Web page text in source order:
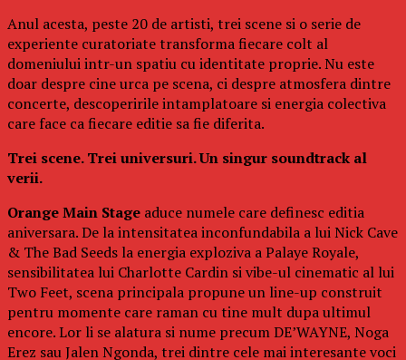
Anul acesta, peste 20 de artisti, trei scene si o serie de
experiente curatoriate transforma fiecare colt al
domeniului intr-un spatiu cu identitate proprie. Nu este
doar despre cine urca pe scena, ci despre atmosfera dintre
concerte, descoperirile intamplatoare si energia colectiva
care face ca fiecare editie sa fie diferita.
Trei scene. Trei universuri. Un singur soundtrack al
verii.
Orange Main Stage aduce numele care definesc editia
aniversara. De la intensitatea inconfundabila a lui Nick Cave
& The Bad Seeds la energia exploziva a Palaye Royale,
sensibilitatea lui Charlotte Cardin si vibe-ul cinematic al lui
Two Feet, scena principala propune un line-up construit
pentru momente care raman cu tine mult dupa ultimul
encore. Lor li se alatura si nume precum DE’WAYNE, Noga
Erez sau Jalen Ngonda, trei dintre cele mai interesante voci